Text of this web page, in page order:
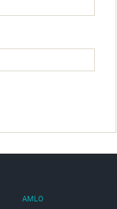
AMLO